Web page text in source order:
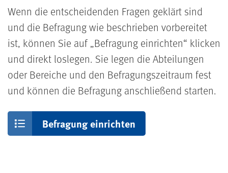
Wenn die entscheidenden Fragen geklärt sind
und die Befragung wie beschrieben vorbereitet
ist, können Sie auf „Befragung einrichten“ klicken
und direkt loslegen. Sie legen die Abteilungen
oder Bereiche und den Befragungszeitraum fest
und können die Befragung anschließend starten.
Befragung einrichten